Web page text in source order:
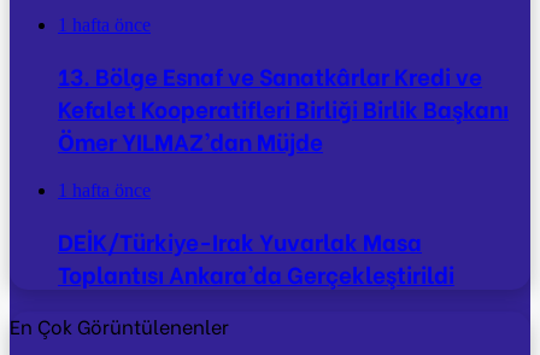
1 hafta önce
13. Bölge Esnaf ve Sanatkârlar Kredi ve
Kefalet Kooperatifleri Birliği Birlik Başkanı
Ömer YILMAZ’dan Müjde
1 hafta önce
DEİK/Türkiye-Irak Yuvarlak Masa
Toplantısı Ankara’da Gerçekleştirildi
En Çok Görüntülenenler